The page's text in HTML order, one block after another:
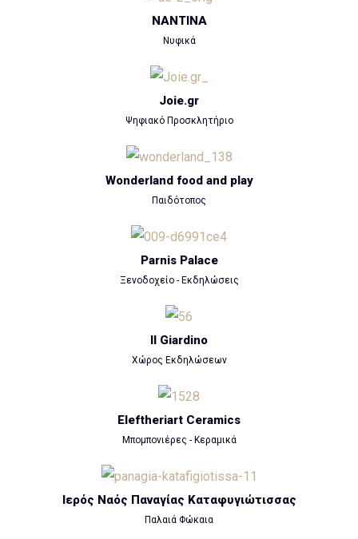
NANTINA
Νυφικά
Joie.gr
Ψηφιακό Προσκλητήριο
Wonderland food and play
Παιδότοπος
Parnis Palace
Ξενοδοχείο - Εκδηλώσεις
Il Giardino
Χώρος Εκδηλώσεων
Eleftheriart Ceramics
Μπομπονιέρες - Κεραμικά
Ιερός Ναός Παναγίας Καταφυγιώτισσας
Παλαιά Φώκαια